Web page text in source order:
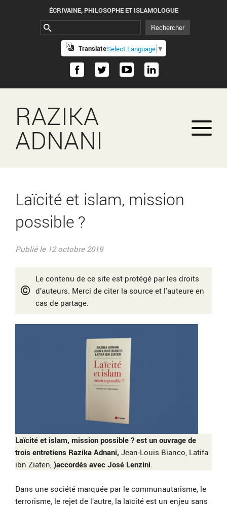
ÉCRIVAINE, PHILOSOPHE ET ISLAMOLOGUE
TranslateSelect Language ▼
RAZIKA
ADNANI
Laïcité et islam, mission
possible ?
Publié le 12 octobre 2019
©
Le contenu de ce site est protégé par les droits
d’auteurs. Merci de citer la source et l'auteure en
cas de partage.
Laïcité et islam, mission possible ? est un ouvrage de
trois entretiens Razika Adnani, Jean-Louis Bianco, Latifa
ibn Ziaten, )accordés avec José Lenzini.
Dans une société marquée par le communautarisme, le
terrorisme, le rejet de l’autre, la laïcité est un enjeu sans